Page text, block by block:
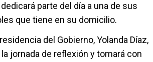
parte del día a una de sus
que tiene en su domicilio.
del Gobierno, Yolanda Díaz,
jornada de reflexión y tomará con